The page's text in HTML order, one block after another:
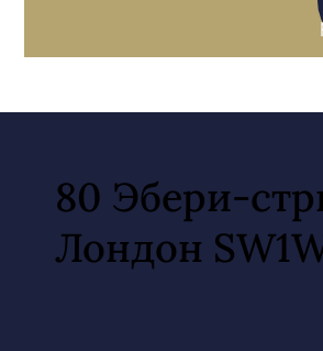
80 Эбери-
Лондон